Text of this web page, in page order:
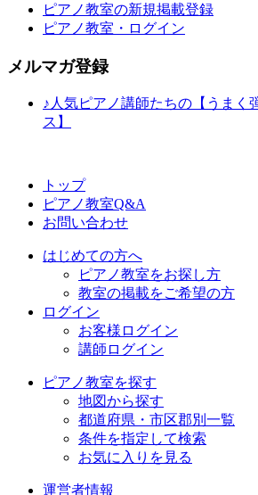
ピアノ教室の新規掲載登録
ピアノ教室・ログイン
メルマガ登録
♪人気ピアノ講師たちの【うまく
ス】
トップ
ピアノ教室Q&A
お問い合わせ
はじめての方へ
ピアノ教室をお探し方
教室の掲載をご希望の方
ログイン
お客様ログイン
講師ログイン
ピアノ教室を探す
地図から探す
都道府県・市区郡別一覧
条件を指定して検索
お気に入りを見る
運営者情報